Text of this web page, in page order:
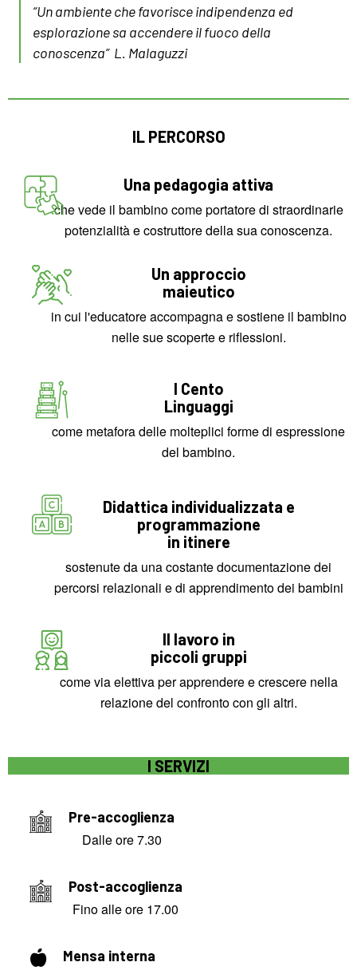
“Un ambiente che favorisce indipendenza ed
esplorazione sa accendere il fuoco della
conoscenza” L. Malaguzzi
IL PERCORSO
Una pedagogia attiva
che vede il bambino come portatore di straordinarie
potenzialità e costruttore della sua conoscenza.
Un approccio
maieutico
in cui l'educatore accompagna e sostiene il bambino
nelle sue scoperte e riflessioni.
I Cento
Linguaggi
come metafora delle molteplici forme di espressione
del bambino.
Didattica individualizzata e
programmazione
in itinere
sostenute da una costante documentazione dei
percorsi relazionali e di apprendimento dei bambini
Il lavoro in
piccoli gruppi
come via elettiva per apprendere e crescere nella
relazione del confronto con gli altri.
I SERVIZI
Pre-accoglienza
Dalle ore 7.30
Post-accoglienza
Fino alle ore 17.00
Mensa interna